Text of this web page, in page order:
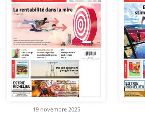
19 novembre 2025